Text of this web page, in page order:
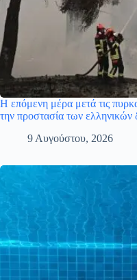
Η επόμενη μέρα μετά τις
την προστασία των
9 Αυγούστου, 2026